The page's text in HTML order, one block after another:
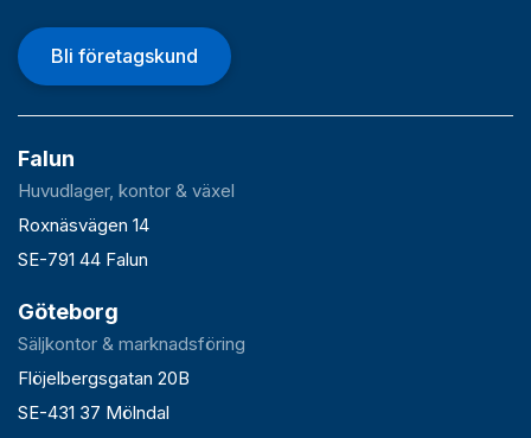
Bli företagskund
Falun
Huvudlager, kontor & växel
Roxnäsvägen 14
SE-791 44 Falun
Göteborg
Säljkontor & marknadsföring
Flöjelbergsgatan 20B
SE-431 37 Mölndal